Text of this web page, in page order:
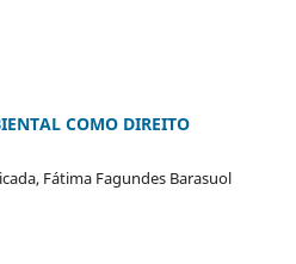
COMO DIREITO
Fátima Fagundes Barasuol